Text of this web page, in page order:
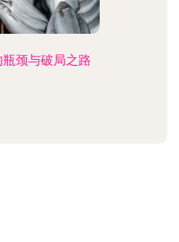
颈与破局之路